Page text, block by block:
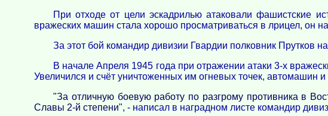
При отходе от цели эскадрилью атаковали фашистские
вражеских машин стала хорошо просматриваться в лрицел, он
За этот бой командир дивизии Гвардии полковник Прутков
В начале Апреля 1945 года при отражении атаки 3-х
Увеличился и счёт уничтоженных им огневых точек, автомашин и
"За отличную боевую работу по разгрому противника в
Славы 2-й степени", - написал в наградном листе командир